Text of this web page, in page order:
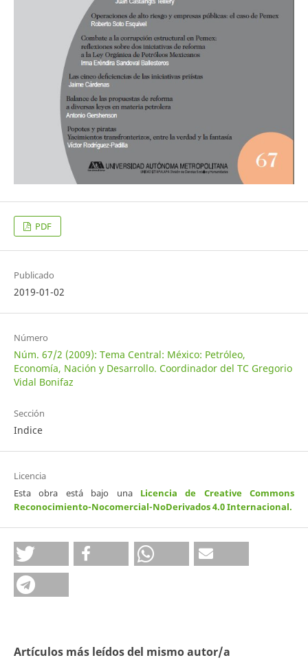
PDF
Publicado
2019-01-02
Número
Núm. 67/2 (2009): Tema Central: México: Petróleo,
Economía, Nación y Desarrollo. Coordinador del TC Gregorio
Vidal Bonifaz
Sección
Indice
Licencia
Esta obra está bajo una Licencia de Creative Commons
Reconocimiento-Nocomercial-NoDerivados 4.0 Internacional.
Artículos más leídos del mismo autor/a